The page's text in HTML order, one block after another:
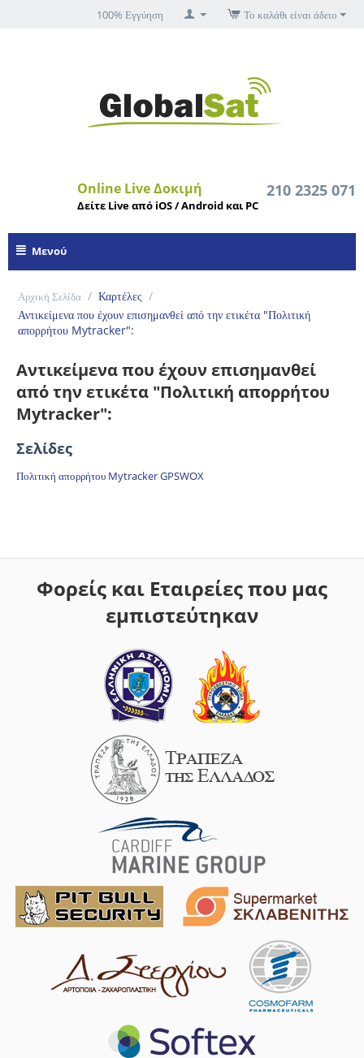
Το καλάθι είναι άδειο
100% Εγγύηση
210 2325 071
Online Live Δοκιμή
Δείτε Live από iOS / Android και PC
Μενού
Αρχική Σελίδα / Καρτέλες /
Αντικείμενα που έχουν επισημανθεί από την ετικέτα "Πολιτική
απορρήτου Mytracker":
Αντικείμενα που έχουν επισημανθεί
από την ετικέτα "Πολιτική απορρήτου
Mytracker":
Σελίδες
Πολιτική απορρήτου Mytracker GPSWOX
Φορείς και Εταιρείες που μας
εμπιστεύτηκαν